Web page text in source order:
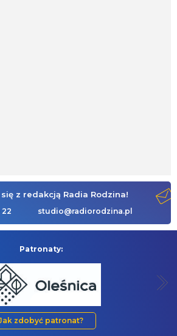
z redakcją Radia Rodzina!
22 studio@radiorodzina.pl
Patronaty:
zdobyć patronat?